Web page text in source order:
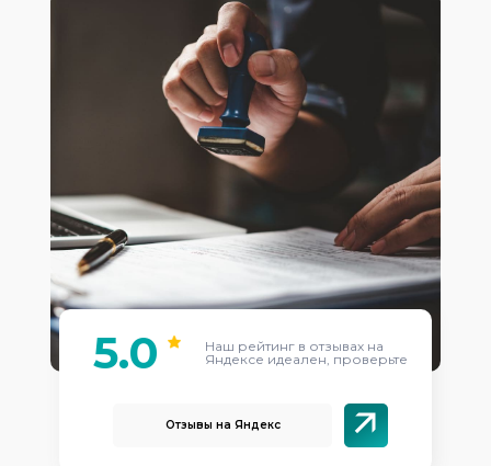
Отзывы на Яндекс
5.0
Наш рейтинг в отзывах на
Яндексе идеален, проверьте